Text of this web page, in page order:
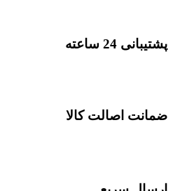
پشتیبانی 24 ساعته
ضمانت اصالت کالا